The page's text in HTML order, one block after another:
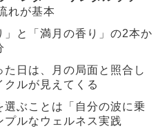
れが基本
」と「満月の香り」の2本か
日は、月の局面と照合し
クルが見えてくる
選ぶことは「自分の波に乗
プルなウェルネス実践